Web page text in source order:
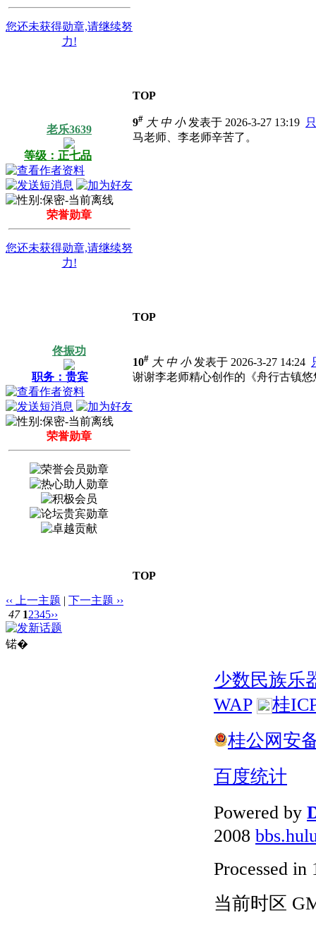
您还未获得勋章,请继续努
力!
TOP
老乐3639
等级：正七品
荣誉勋章
您还未获得勋章,请继续努
力!
9# 大 中 小发表于 2026-3-27 13:19
马老师、李老师辛苦了。
TOP
佟振功
职务：贵宾
荣誉勋章
10# 大 中 小发表于 2026-3-27 14:24
谢谢李老师精心创作的《舟行古镇
TOP
‹‹ 上一主题 | 下一主题 ››
47 12345››
锘�
少数民族乐
WAP
桂
桂公网安
百度统计
Powered by
2008
Processed in
当前时区